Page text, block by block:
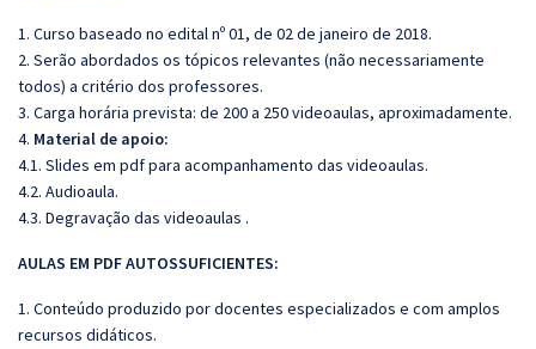
1. Curso baseado no edital nº 01, de 02 de janeiro de 2018.
2. Serão abordados os tópicos relevantes (não necessariamente
todos) a critério dos professores.
3. Carga horária prevista: de 200 a 250 videoaulas, aproximadamente.
4. Material de apoio:
4.1. Slides em pdf para acompanhamento das videoaulas.
4.2. Audioaula.
4.3. Degravação das videoaulas .
AULAS EM PDF AUTOSSUFICIENTES:
1. Conteúdo produzido por docentes especializados e com amplos
recursos didáticos.